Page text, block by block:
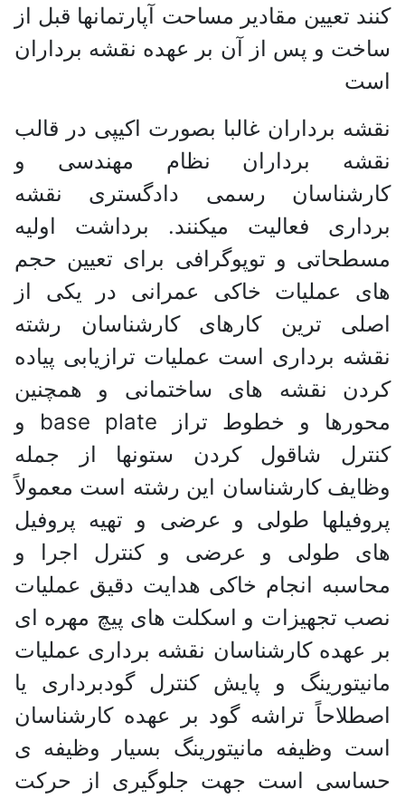
کنند تعیین مقادیر مساحت آپارتمانها قبل از
ساخت و پس از آن بر عهده نقشه برداران
است
نقشه برداران غالبا بصورت اکیپی در قالب
نقشه برداران نظام مهندسی و
کارشناسان رسمی دادگستری نقشه
برداری فعالیت میکنند. برداشت اولیه
مسطحاتی و توپوگرافی برای تعیین حجم
های عملیات خاکی عمرانی در یکی از
اصلی ترین کارهای کارشناسان رشته
نقشه برداری است عملیات ترازیابی پیاده
کردن نقشه های ساختمانی و همچنین
محورها و خطوط تراز base plate و
کنترل شاقول کردن ستونها از جمله
وظایف کارشناسان این رشته است معمولاً
پروفیلها طولی و عرضی و تهیه پروفیل
های طولی و عرضی و کنترل اجرا و
محاسبه انجام خاکی هدایت دقیق عملیات
نصب تجهیزات و اسکلت های پیچ مهره ای
بر عهده کارشناسان نقشه برداری عملیات
مانیتورینگ و پایش کنترل گودبرداری یا
اصطلاحاً تراشه گود بر عهده کارشناسان
است وظیفه مانیتورینگ بسیار وظیفه ی
حساسی است جهت جلوگیری از حرکت